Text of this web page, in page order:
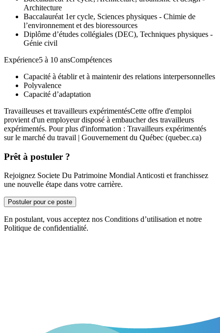
Architecture
Baccalauréat 1er cycle, Sciences physiques - Chimie de
l’environnement et des bioressources
Diplôme d’études collégiales (DEC), Techniques physiques -
Génie civil
Expérience5 à 10 ansCompétences
Capacité à établir et à maintenir des relations interpersonnelles
Polyvalence
Capacité d’adaptation
Travailleuses et travailleurs expérimentésCette offre d'emploi
provient d'un employeur disposé à embaucher des travailleurs
expérimentés. Pour plus d'information : Travailleurs expérimentés
sur le marché du travail | Gouvernement du Québec (quebec.ca)
Prêt à postuler ?
Rejoignez Societe Du Patrimoine Mondial Anticosti et franchissez
une nouvelle étape dans votre carrière.
Postuler pour ce poste
En postulant, vous acceptez nos Conditions d’utilisation et notre
Politique de confidentialité.